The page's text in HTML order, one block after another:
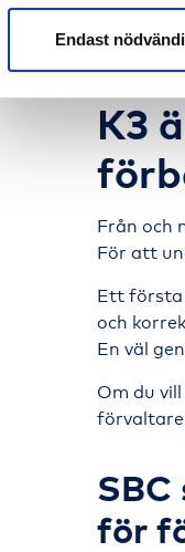
Endast
K3
Från och
För att
Ett första
och
En väl
Om du
för